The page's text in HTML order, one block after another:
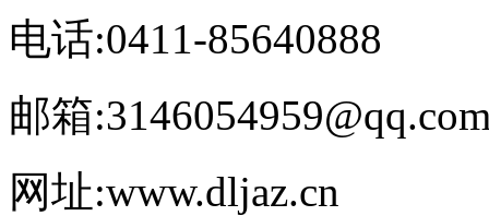
电话:0411-85640888
邮箱
网址:www.dljaz.cn